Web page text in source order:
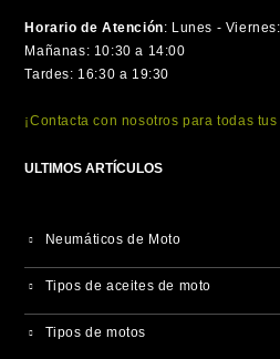
Horario de Atención: Lunes - Viernes:
Mañanas: 10:30 a 14:00
Tardes: 16:30 a 19:30
¡Contacta con nosotros para todas
ULTIMOS ARTÍCULOS
Neumáticos de Moto
Tipos de aceites de moto
Tipos de motos